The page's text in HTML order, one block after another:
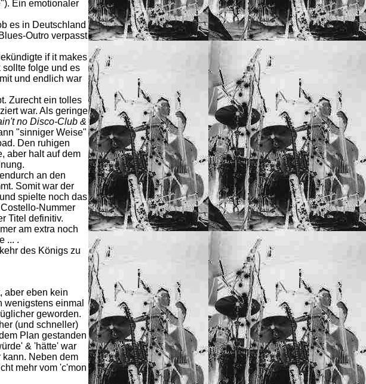
Ein emotionaler
es in Deutschland
Outro verpasst
if it makes
sollte folge und es
und endlich war
Zurecht ein tolles
war. Als geringe
no Disco-Club &
"sinniger Weise"
Den ruhigen
aber halt auf dem
an den
Somit war der
spielte noch das
Nummer
Titel definitiv.
am extra noch
... .
des Königs zu
aber eben kein
einmal
geworden.
(und schneller)
Plan gestanden
& 'hätte' war
Neben dem
mehr vom 'c'mon